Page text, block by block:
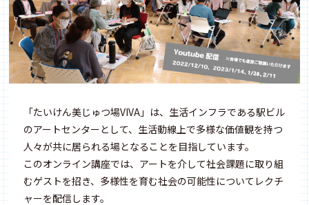
「たいけん美じゅつ場VIVA」は、生活インフラである駅ビル
のアートセンターとして、生活動線上で多様な価値観を持つ
人々が共に居られる場となることを目指しています。
このオンライン講座では、アートを介して社会課題に取り組
むゲストを招き、多様性を育む社会の可能性についてレクチ
ャーを配信します。